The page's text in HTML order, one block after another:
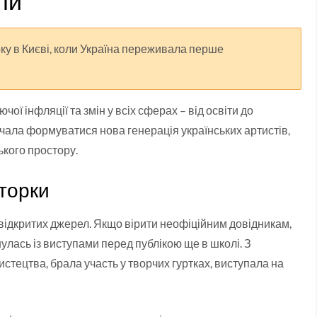
в Києві, коли Україна переживала перше
інфляції та змін у всіх сферах – від освіти до
формуватися нова генерація українських артистів,
простору.
джерел. Якщо вірити неофіційним довідникам,
із виступами перед публікою ще в школі. З
брала участь у творчих гуртках, виступала на